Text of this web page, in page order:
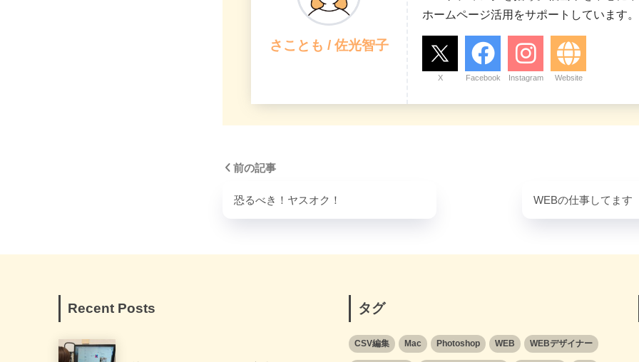
さことも / 佐光智子
ホームページ活用をサポートしています。
X Facebook Instagram Website
前の記事
恐るべき！ヤスオク！ WEBの仕事してます
Recent Posts タグ
CSV編集 Mac Photoshop WEB WEBデザイナー